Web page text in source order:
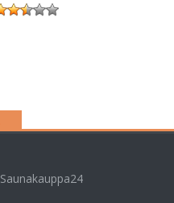
Saunakauppa24